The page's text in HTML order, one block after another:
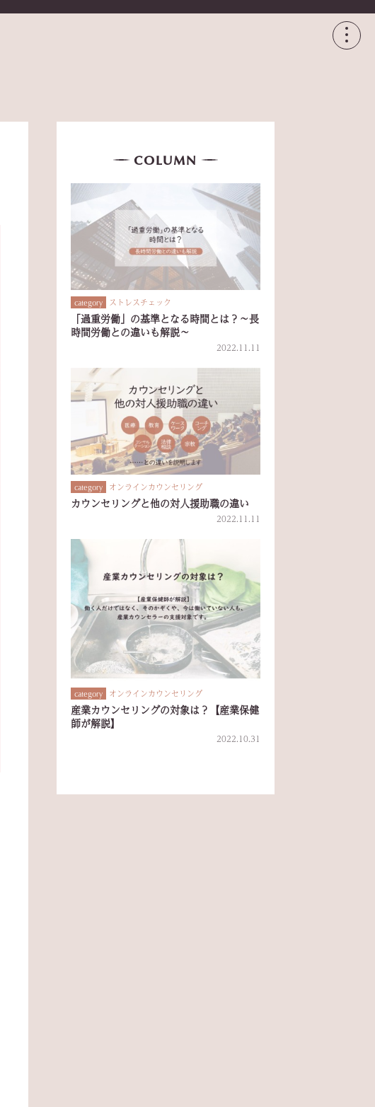
COLUMN
category ストレスチェック
「過重労働」の基準となる時間とは？～長
時間労働との違いも解説～
2022.11.11
category オンラインカウンセリング
カウンセリングと他の対人援助職の違い
2022.11.11
category オンラインカウンセリング
産業カウンセリングの対象は？【産業保健
師が解説】
2022.10.31